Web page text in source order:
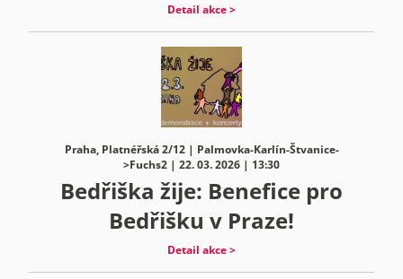
Detail akce >
Praha, Platnéřská 2/12 | Palmovka-Karlín-Štvanice-
>Fuchs2 | 22. 03. 2026 | 13:30
Bedřiška žije: Benefice pro
Bedřišku v Praze!
Detail akce >